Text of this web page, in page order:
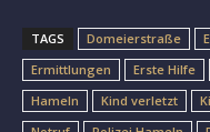
TAGS Domeierstraße
Ermittlungen
Erste Hilfe
Hameln
Kind verletzt